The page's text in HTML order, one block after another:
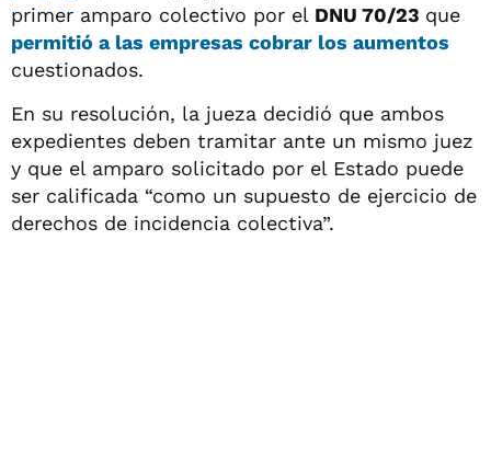
primer amparo colectivo por el DNU 70/23 que
permitió a las empresas cobrar los aumentos
cuestionados.
En su resolución, la jueza decidió que ambos
expedientes deben tramitar ante un mismo juez
y que el amparo solicitado por el Estado puede
ser calificada “como un supuesto de ejercicio de
derechos de incidencia colectiva”.